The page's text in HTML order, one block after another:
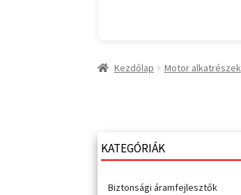
Kezdőlap Motor alkatrészek
KATEGÓRIÁK
Biztonsági áramfejlesztők